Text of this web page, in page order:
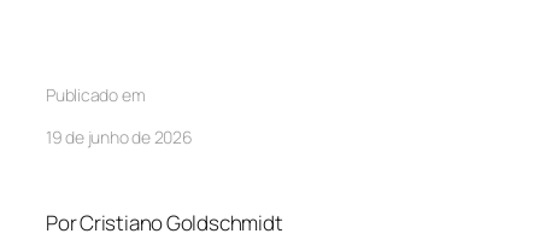
Publicado em
19 de junho de 2026
Por Cristiano Goldschmidt